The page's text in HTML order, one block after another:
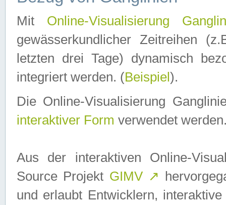
Mit Online-Visualisierung
gewässerkundlicher Zeitreihen
letzten drei Tage) dynamisch
integriert werden. (Beispiel ).
Die Online-Visualisierung
interaktiver Form verwendet
Aus der interaktiven Online-
Source Projekt GIMV ↗
und erlaubt Entwicklern,